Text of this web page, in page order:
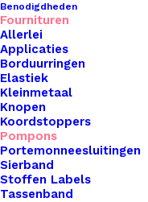
Benodigdheden
Fournituren
Allerlei
Applicaties
Borduurringen
Elastiek
Kleinmetaal
Knopen
Koordstoppers
Pompons
Portemonneesluitingen
Sierband
Stoffen Labels
Tassenband